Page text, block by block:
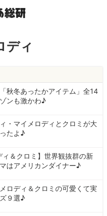
ディ
秋冬あったかアイテム」全14
ンも激かわ♪
・マイメロディとクロミが大
たよ♪
ィ＆クロミ】世界観抜群の新
はアメリカンダイナー♪
ロディ＆クロミの可愛くて実
９選♪